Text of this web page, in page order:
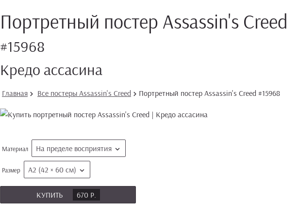
Портретный постер Assassin's Creed
#15968
Кредо ассасина
Главная Все постеры Assassin's Creed Портретный постер Assassin's Creed #15968
Материал На пределе восприятия
Размер А2 (42 × 60 см)
КУПИТЬ 670 Р.